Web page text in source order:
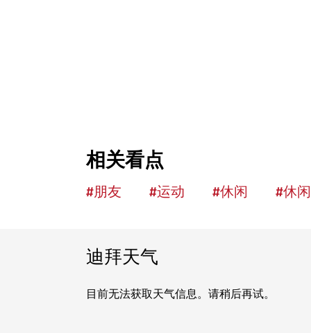
相关看点
#朋友 #运动 #休闲 #休闲
迪拜天气
目前无法获取天气信息。请稍后再试。